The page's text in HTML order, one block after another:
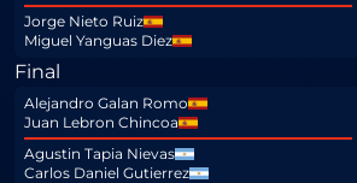
Jorge Nieto Ruiz
Miguel Yanguas Diez
Final
Alejandro Galan Romo
Juan Lebron Chincoa
Agustin Tapia Nievas
Carlos Daniel Gutierrez